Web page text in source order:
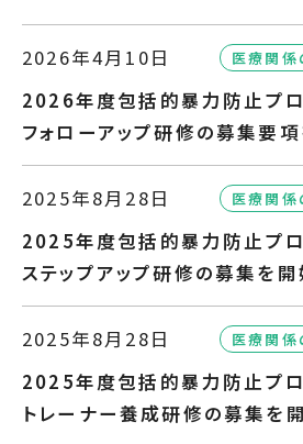
2026年4月10日 医療関係
2026年度包括的暴力防止プ
フォローアップ研修の募集要
2025年8月28日 医療関係
2025年度包括的暴力防止プ
ステップアップ研修の募集を開
2025年8月28日 医療関係
2025年度包括的暴力防止プ
トレーナー養成研修の募集を